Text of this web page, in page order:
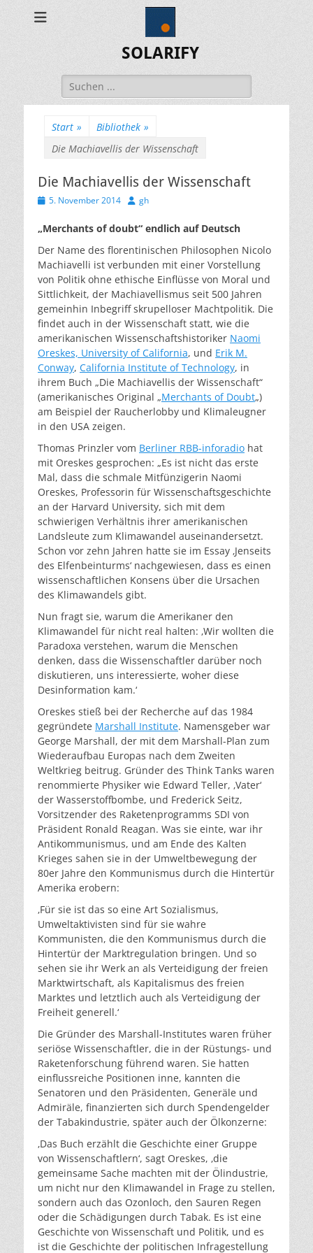
SOLARIFY
Suchen
nach:
Start » Bibliothek »
Die Machiavellis der Wissenschaft
Die Machiavellis der Wissenschaft
Veröffentlicht
5. November 2014 Autor
gh
„Merchants of doubt“ endlich auf Deutsch
Der Name des florentinischen Philosophen Nicolo
Machiavelli ist verbunden mit einer Vorstellung
von Politik ohne ethische Einflüsse von Moral und
Sittlichkeit, der Machiavellismus seit 500 Jahren
gemeinhin Inbegriff skrupelloser Machtpolitik. Die
findet auch in der Wissenschaft statt, wie die
amerikanischen Wissenschaftshistoriker Naomi
Oreskes, University of California, und Erik M.
Conway, California Institute of Technology, in
ihrem Buch „Die Machiavellis der Wissenschaft“
(amerikanisches Original „Merchants of Doubt„)
am Beispiel der Raucherlobby und Klimaleugner
in den USA zeigen.
Thomas Prinzler vom Berliner RBB-inforadio hat
mit Oreskes gesprochen: „Es ist nicht das erste
Mal, dass die schmale Mitfünzigerin Naomi
Oreskes, Professorin für Wissenschaftsgeschichte
an der Harvard University, sich mit dem
schwierigen Verhältnis ihrer amerikanischen
Landsleute zum Klimawandel auseinandersetzt.
Schon vor zehn Jahren hatte sie im Essay ‚Jenseits
des Elfenbeinturms‘ nachgewiesen, dass es einen
wissenschaftlichen Konsens über die Ursachen
des Klimawandels gibt.
Nun fragt sie, warum die Amerikaner den
Klimawandel für nicht real halten: ‚Wir wollten die
Paradoxa verstehen, warum die Menschen
denken, dass die Wissenschaftler darüber noch
diskutieren, uns interessierte, woher diese
Desinformation kam.‘
Oreskes stieß bei der Recherche auf das 1984
gegründete Marshall Institute. Namensgeber war
George Marshall, der mit dem Marshall-Plan zum
Wiederaufbau Europas nach dem Zweiten
Weltkrieg beitrug. Gründer des Think Tanks waren
renommierte Physiker wie Edward Teller, ‚Vater‘
der Wasserstoffbombe, und Frederick Seitz,
Vorsitzender des Raketenprogramms SDI von
Präsident Ronald Reagan. Was sie einte, war ihr
Antikommunismus, und am Ende des Kalten
Krieges sahen sie in der Umweltbewegung der
80er Jahre den Kommunismus durch die Hintertür
Amerika erobern:
‚Für sie ist das so eine Art Sozialismus,
Umweltaktivisten sind für sie wahre
Kommunisten, die den Kommunismus durch die
Hintertür der Marktregulation bringen. Und so
sehen sie ihr Werk an als Verteidigung der freien
Marktwirtschaft, als Kapitalismus des freien
Marktes und letztlich auch als Verteidigung der
Freiheit generell.‘
Die Gründer des Marshall-Institutes waren früher
seriöse Wissenschaftler, die in der Rüstungs- und
Raketenforschung führend waren. Sie hatten
einflussreiche Positionen inne, kannten die
Senatoren und den Präsidenten, Generäle und
Admiräle, finanzierten sich durch Spendengelder
der Tabakindustrie, später auch der Ölkonzerne:
‚Das Buch erzählt die Geschichte einer Gruppe
von Wissenschaftlern‘, sagt Oreskes, ‚die
gemeinsame Sache machten mit der Ölindustrie,
um nicht nur den Klimawandel in Frage zu stellen,
sondern auch das Ozonloch, den Sauren Regen
oder die Schädigungen durch Tabak. Es ist eine
Geschichte von Wissenschaft und Politik, und es
ist die Geschichte der politischen Infragestellung